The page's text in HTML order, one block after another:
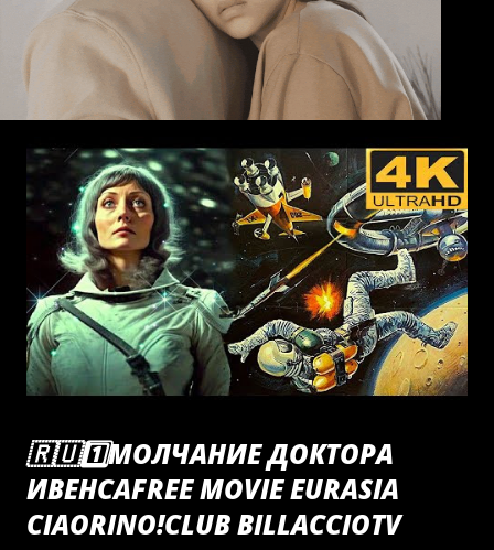
🇷🇺1️⃣МОЛЧАНИЕ ДОКТОРА
ИВЕНСАFREE MOVIE EURASIA
CIAORINO!CLUB BILLACCIOTV